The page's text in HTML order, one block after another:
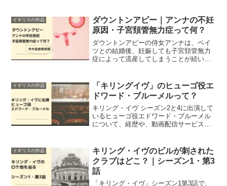
イギリスの作品
ダウントンアビー｜アンナの不妊
原因・子宮頚管無力症って何？
ダウントンアビーの侍女アンナは、ベイ
ツとの結婚後、妊娠しても子宮頚管無力
症によって流産してしまうことが続いて
イギリスの作品
「キリングイヴ」のヒューゴ役エ
ドワード・ブルーメルって？
キリング・イヴ シーズン2と4に出演して
いるヒューゴ役エドワード・ブルーメル
について、経歴や、動画配信サービスで
イギリスの作品
キリング・イヴのビルが刺された
クラブはどこ？｜シーズン1・第3
話
「キリング・イヴ」シーズン1第3話で、